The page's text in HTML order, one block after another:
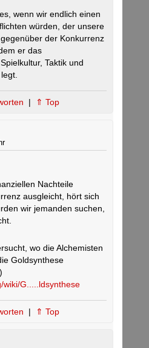
wenn wir endlich einen
würden, der unsere
der Konkurrenz
er das
Taktik und
| ⇑ Top
Nachteile
ausgleicht, hört sich
wir jemanden suchen,
wo die Alchemisten
Goldsynthese
wiki/G.....ldsynthese
| ⇑ Top